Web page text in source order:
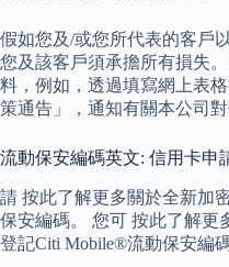
假如您及/或您所代表的客戶
您及該客戶須承擔所有損失
料，例如，透過填寫網上表
策通告」，通知有關本公司
流動保安編碼英文: 信用卡申
請 按此了解更多關於全新加
保安編碼。 您可 按此了解更
登記Citi Mobile®流動保安編碼